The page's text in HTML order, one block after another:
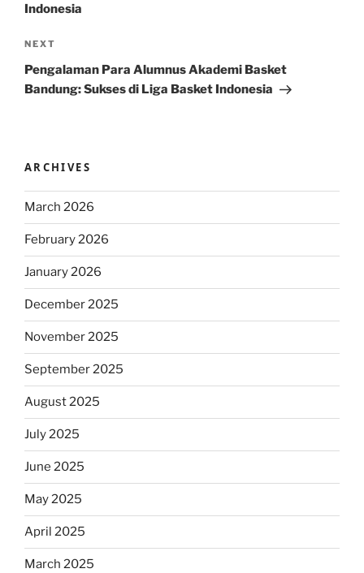
Indonesia
Next
Post
NEXT
Pengalaman Para Alumnus Akademi Basket
Bandung: Sukses di Liga Basket Indonesia
ARCHIVES
March 2026
February 2026
January 2026
December 2025
November 2025
September 2025
August 2025
July 2025
June 2025
May 2025
April 2025
March 2025